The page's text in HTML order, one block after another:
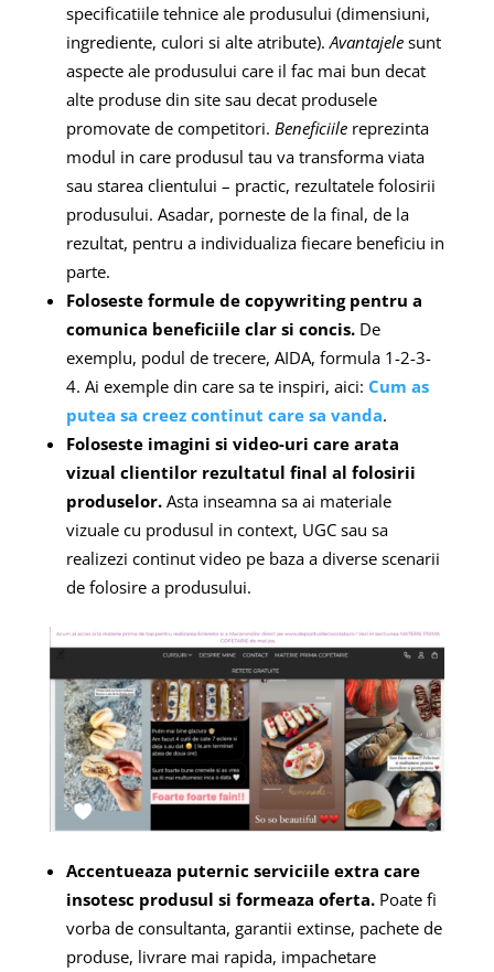
specificatiile tehnice ale produsului (dimensiuni,
ingrediente, culori si alte atribute). Avantajele sunt
aspecte ale produsului care il fac mai bun decat
alte produse din site sau decat produsele
promovate de competitori. Beneficiile reprezinta
modul in care produsul tau va transforma viata
sau starea clientului – practic, rezultatele folosirii
produsului. Asadar, porneste de la final, de la
rezultat, pentru a individualiza fiecare beneficiu in
parte.
Foloseste formule de copywriting pentru a
comunica beneficiile clar si concis.De
exemplu, podul de trecere, AIDA, formula 1-2-3-
4. Ai exemple din care sa te inspiri, aici: Cum as
putea sa creez continut care sa vanda.
Foloseste imagini si video-uri care arata
vizual clientilor rezultatul final al folosirii
produselor. Asta inseamna sa ai materiale
vizuale cu produsul in context, UGC sau sa
realizezi continut video pe baza a diverse scenarii
de folosire a produsului.
Accentueaza puternic serviciile extra care
insotesc produsul si formeaza oferta.Poate fi
vorba de consultanta, garantii extinse, pachete de
produse, livrare mai rapida, impachetare